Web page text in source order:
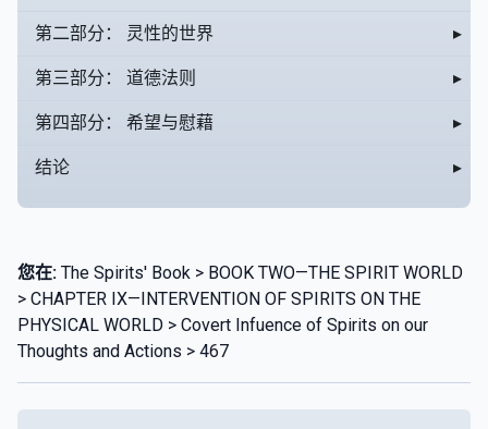
第二部分： 灵性的世界 ▸
第三部分： 道德法则 ▸
第四部分： 希望与慰藉 ▸
结论 ▸
您在: The Spirits' Book > BOOK TWO—THE SPIRIT WORLD
> CHAPTER IX—INTERVENTION OF SPIRITS ON THE
PHYSICAL WORLD > Covert Infuence of Spirits on our
Thoughts and Actions > 467